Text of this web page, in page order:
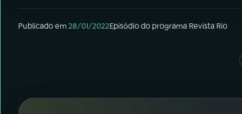
Publicado em28/01/2022Episódiodo programa Revista Rio